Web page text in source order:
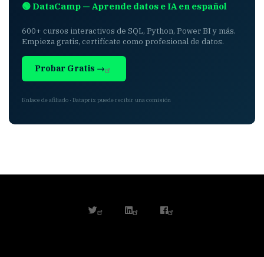
🟢 DataCamp — Aprende datos e IA en español
600+ cursos interactivos de SQL, Python, Power BI y más.
Empieza gratis, certifícate como profesional de datos.
Probar Gratis →
Enlace de afiliado · Dataprix puede recibir una comisión
twitterlinkedinfacebook